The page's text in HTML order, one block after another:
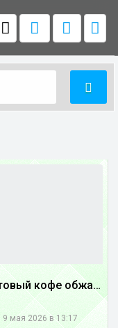
Крафтовый кофе обжареный купаж арабики 3...
9 мая 2026 в 13:17